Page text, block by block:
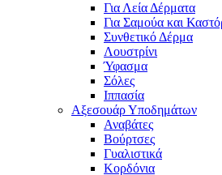
Για Λεία Δέρματα
Για Σαμούα και
Συνθετικό Δέρμα
Λουστρίνι
Ύφασμα
Σόλες
Ιππασία
Αξεσουάρ Υποδημάτων
Αναβάτες
Βούρτσες
Γυαλιστικά
Κορδόνια